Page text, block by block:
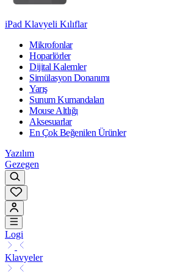
iPad Klavyeli Kılıflar
Mikrofonlar
Hoparlörler
Dijital Kalemler
Simülasyon Donanımı
Yarış
Sunum Kumandaları
Mouse Altlığı
Aksesuarlar
En Çok Beğenilen Ürünler
Yazılım
Gezegen
Logi
Klavyeler